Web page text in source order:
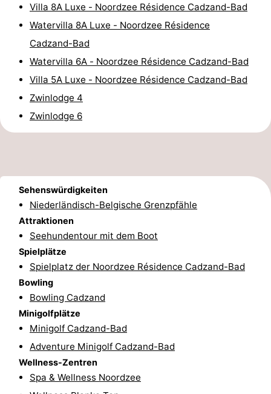
Rundfahrten
Spielplätze
Indoor-
Spielplätze
Bowling
Minigolfplätze
Wellness-
&
Städte
Natur
Sport
Schwimmbader
Radfahren
Wandern
Reiten
Golfplatze
Villa 8A Luxe - Noordzee Résidence Cadzand-Bad
Watervilla 8A Luxe - Noordzee Résidence
Cadzand-Bad
Watervilla 6A - Noordzee Résidence Cadzand-Bad
Villa 5A Luxe - Noordzee Résidence Cadzand-Bad
Zwinlodge 4
Zwinlodge 6
Sehenswürdigkeiten
Niederländisch-Belgische Grenzpfähle
Attraktionen
Seehundentour mit dem Boot
Spielplätze
Spielplatz der Noordzee Résidence Cadzand-Bad
Bowling
Bowling Cadzand
Minigolfplätze
Minigolf Cadzand-Bad
Adventure Minigolf Cadzand-Bad
Wellness-Zentren
Spa & Wellness Noordzee